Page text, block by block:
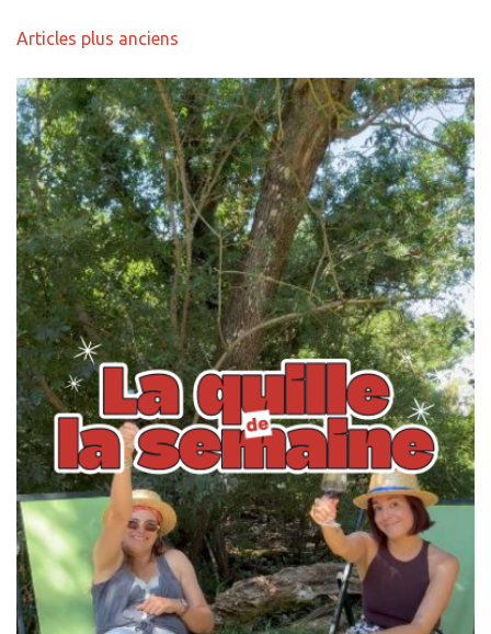
Navigation
articles
Articles plus anciens